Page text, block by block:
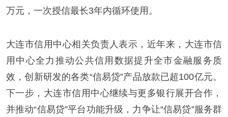
万元，一次授信最长3年内循环使用。
大连市信用中心相关负责人表示，近年来，大连市信
用中心全力推动公共信用数据提升全市金融服务质
效，创新研发的各类“信易贷”产品放款已超100亿元。
下一步，大连市信用中心继续与更多银行展开合作，
并推动“信易贷”平台功能升级，力争让“信易贷”服务群